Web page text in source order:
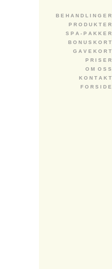
B E H A N D L I N G E R
P R O D U K T E R
S P A - P A K K E R
B O N U S K O R T
G A V E K O R T
P R I S E R
O M O S S
K O N T A K T
F O R S I D E